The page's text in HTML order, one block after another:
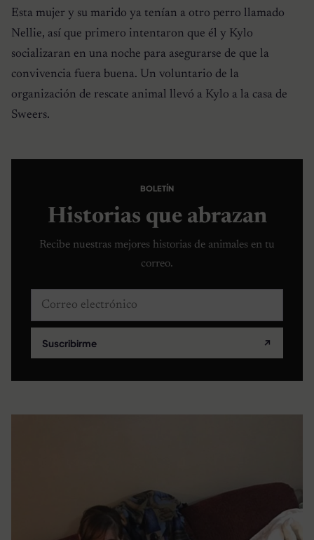
Esta mujer y su marido ya tenían a otro perro llamado
Nellie, así que primero intentaron que él y Kylo
socializaran en una noche para asegurarse de que la
convivencia fuera buena. Un voluntario de la
organización de rescate animal llevó a Kylo a la casa de
Sweers.
BOLETÍN
Historias que abrazan
Recibe nuestras mejores historias de animales en tu
correo.
Correo electrónico
Suscribirme ↗